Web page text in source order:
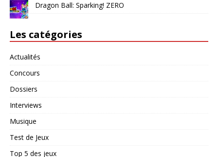
Dragon Ball: Sparking! ZERO
Les catégories
Actualités
Concours
Dossiers
Interviews
Musique
Test de Jeux
Top 5 des jeux